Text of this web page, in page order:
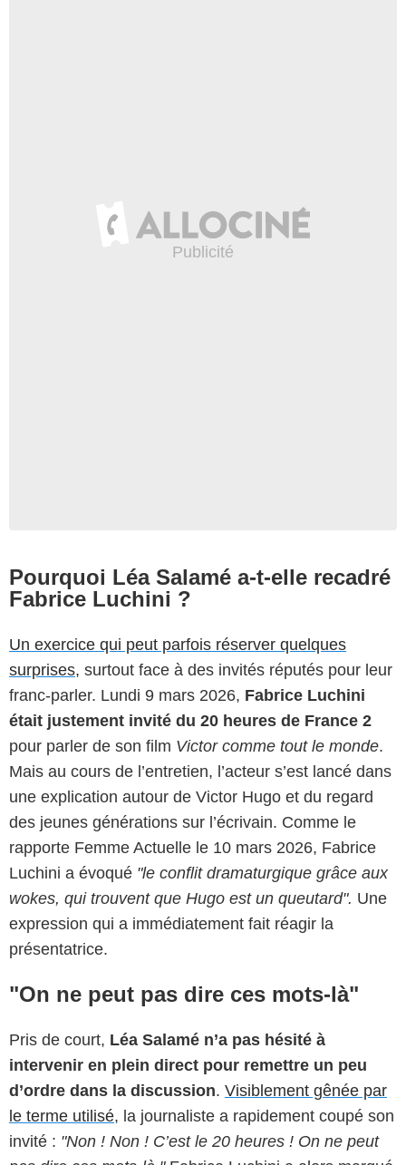
Pourquoi Léa Salamé a-t-elle recadré
Fabrice Luchini ?
Un exercice qui peut parfois réserver quelques
surprises, surtout face à des invités réputés pour leur
franc-parler. Lundi 9 mars 2026, Fabrice Luchini
était justement invité du 20 heures de France 2
pour parler de son film Victor comme tout le monde.
Mais au cours de l’entretien, l’acteur s’est lancé dans
une explication autour de Victor Hugo et du regard
des jeunes générations sur l’écrivain. Comme le
rapporte Femme Actuelle le 10 mars 2026, Fabrice
Luchini a évoqué "le conflit dramaturgique grâce aux
wokes, qui trouvent que Hugo est un queutard". Une
expression qui a immédiatement fait réagir la
présentatrice.
"On ne peut pas dire ces mots-là"
Pris de court, Léa Salamé n’a pas hésité à
intervenir en plein direct pour remettre un peu
d’ordre dans la discussion. Visiblement gênée par
le terme utilisé, la journaliste a rapidement coupé son
invité : "Non ! Non ! C’est le 20 heures ! On ne peut